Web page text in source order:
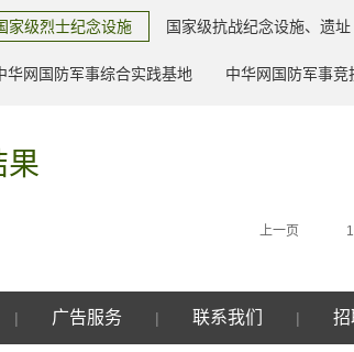
家级烈士纪念设施 国家级抗战纪念设施、遗址
华网国防军事综合实践基地 中华网国防军事竞
果
上一页 1
| 广告服务 | 联系我们 | 招